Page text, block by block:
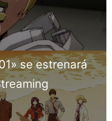
se estrenará